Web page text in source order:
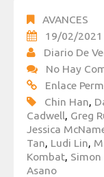
AVANCES
19/02/2021
Diario De
No Hay
Enlace
Chin Han
Cadwell Greg
Jessica
Tan Ludi Lin
Kombat Simon
Asano